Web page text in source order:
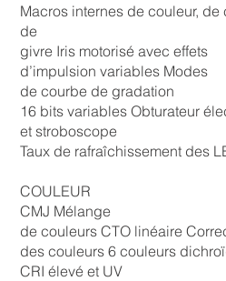
Macros internes de couleur,
de
givre Iris motorisé avec effets
d’impulsion variables Modes
de courbe de gradation
16 bits variables Obturateur
et stroboscope
Taux de rafraîchissement des
COULEUR
CMJ Mélange
de couleurs CTO linéaire
des couleurs 6 couleurs
CRI élevé et UV